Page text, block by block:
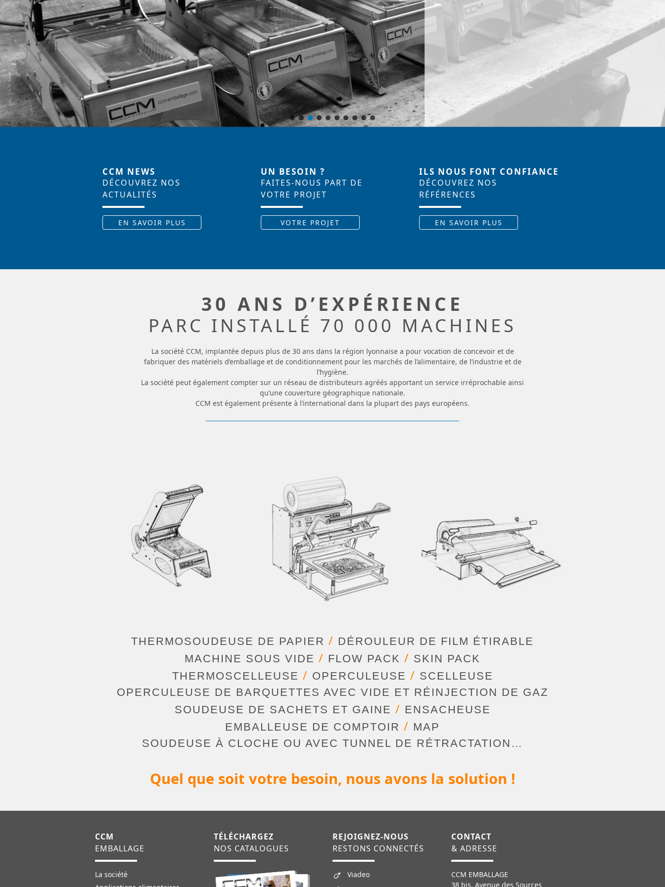
CCM NEWS
DÉCOUVREZ NOS
ACTUALITÉS
EN SAVOIR PLUS
UN BESOIN ?
FAITES-NOUS PART DE
VOTRE PROJET
VOTRE PROJET
ILS NOUS FONT CONFIANCE
DÉCOUVREZ NOS
RÉFÉRENCES
EN SAVOIR PLUS
30 ANS D’EXPÉRIENCE
PARC INSTALLÉ 70 000 MACHINES
La société CCM, implantée depuis plus de 30 ans dans la région lyonnaise a pour vocation de concevoir et de
fabriquer des matériels d’emballage et de conditionnement pour les marchés de l’alimentaire, de l’industrie et de
l’hygiène.
La société peut également compter sur un réseau de distributeurs agréés apportant un service irréprochable ainsi
qu’une couverture géographique nationale.
CCM est également présente à l’international dans la plupart des pays européens.
THERMOSOUDEUSE DE PAPIER / DÉROULEUR DE FILM ÉTIRABLE
MACHINE SOUS VIDE / FLOW PACK / SKIN PACK
THERMOSCELLEUSE / OPERCULEUSE / SCELLEUSE
OPERCULEUSE DE BARQUETTES AVEC VIDE ET RÉINJECTION DE GAZ
SOUDEUSE DE SACHETS ET GAINE / ENSACHEUSE
EMBALLEUSE DE COMPTOIR / MAP
SOUDEUSE À CLOCHE OU AVEC TUNNEL DE RÉTRACTATION…
Quel que soit votre besoin, nous avons la solution !
CCM
EMBALLAGE
La société
TÉLÉCHARGEZ
NOS CATALOGUES
REJOIGNEZ-NOUS
RESTONS CONNECTÉS
Viadeo
CONTACT
& ADRESSE
CCM EMBALLAGE
38 bis, Avenue des Sources